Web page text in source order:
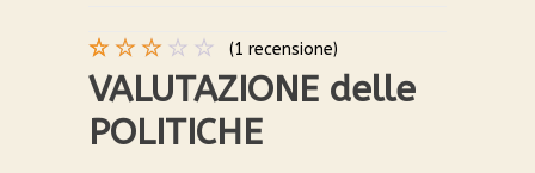
Valutato
3.00
su 5
su
1
(1 recensione)
VALUTAZIONE delle
POLITICHE